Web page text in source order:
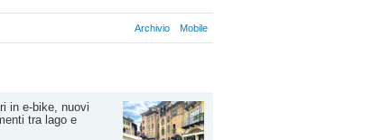
Archivio Mobile
in e-bike, nuovi
tra lago e